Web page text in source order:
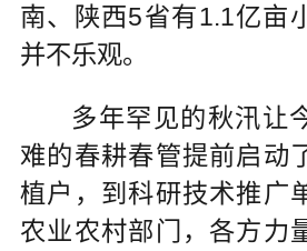
南、陕西5省有1.1亿亩
并不乐观。
多年罕见的秋汛让
难的春耕春管提前启动
植户，到科研技术推广
农业农村部门，各方力